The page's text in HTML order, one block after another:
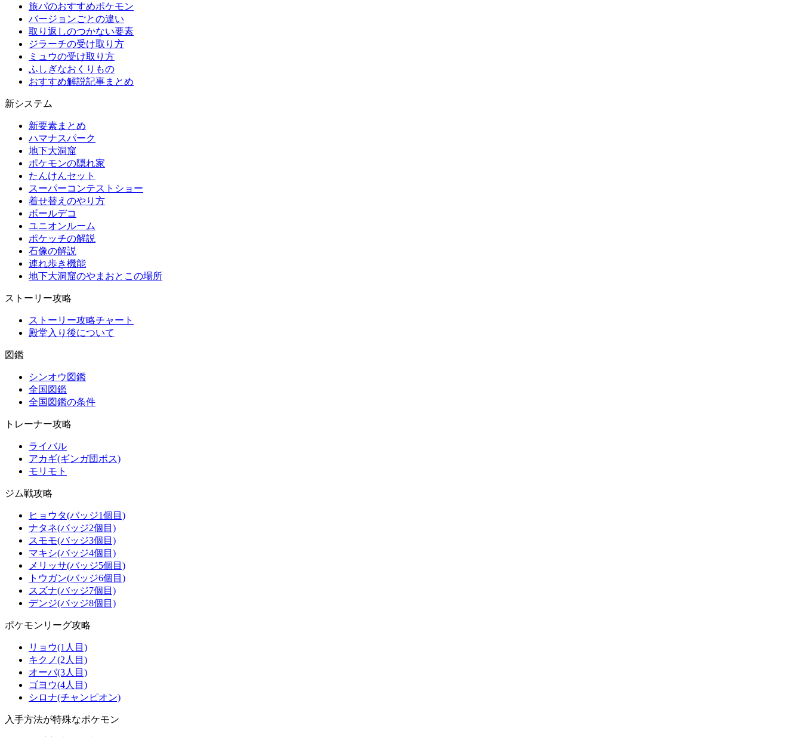
旅パのおすすめポケモン
バージョンごとの違い
取り返しのつかない要素
ジラーチの受け取り方
ミュウの受け取り方
ふしぎなおくりもの
おすすめ解説記事まとめ
新システム
新要素まとめ
ハマナスパーク
地下大洞窟
ポケモンの隠れ家
たんけんセット
スーパーコンテストショー
着せ替えのやり方
ボールデコ
ユニオンルーム
ポケッチの解説
石像の解説
連れ歩き機能
地下大洞窟のやまおとこの場所
ストーリー攻略
ストーリー攻略チャート
殿堂入り後について
図鑑
シンオウ図鑑
全国図鑑
全国図鑑の条件
トレーナー攻略
ライバル
アカギ(ギンガ団ボス)
モリモト
ジム戦攻略
ヒョウタ(バッジ1個目)
ナタネ(バッジ2個目)
スモモ(バッジ3個目)
マキシ(バッジ4個目)
メリッサ(バッジ5個目)
トウガン(バッジ6個目)
スズナ(バッジ7個目)
デンジ(バッジ8個目)
ポケモンリーグ攻略
リョウ(1人目)
キクノ(2人目)
オーバ(3人目)
ゴヨウ(4人目)
シロナ(チャンピオン)
入手方法が特殊なポケモン